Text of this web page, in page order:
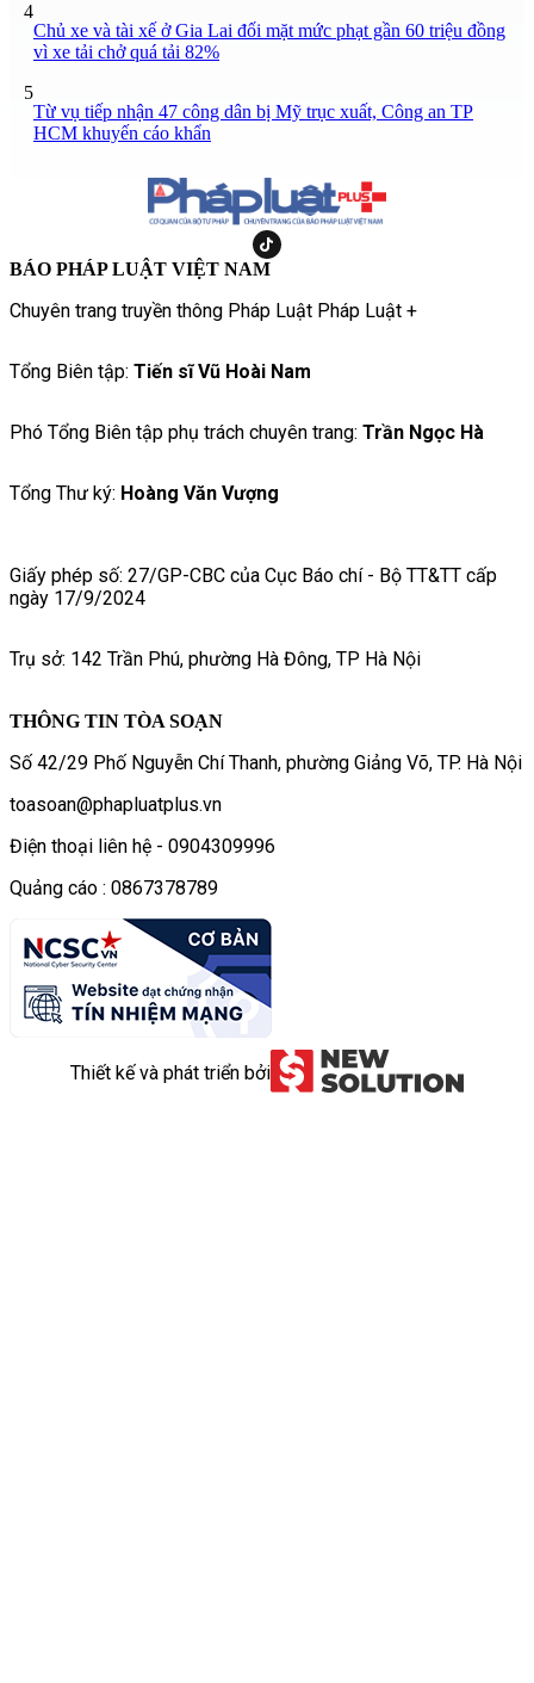
4
Chủ xe và tài xế ở Gia Lai đối mặt mức phạt gần 60 triệu đồng
vì xe tải chở quá tải 82%
5
Từ vụ tiếp nhận 47 công dân bị Mỹ trục xuất, Công an TP
HCM khuyến cáo khẩn
BÁO PHÁP LUẬT VIỆT NAM
Chuyên trang truyền thông Pháp Luật Pháp Luật +
Tổng Biên tập: Tiến sĩ Vũ Hoài Nam
Phó Tổng Biên tập phụ trách chuyên trang: Trần Ngọc Hà
Tổng Thư ký: Hoàng Văn Vượng
Giấy phép số: 27/GP-CBC của Cục Báo chí - Bộ TT&TT cấp
ngày 17/9/2024
Trụ sở: 142 Trần Phú, phường Hà Đông, TP Hà Nội
THÔNG TIN TÒA SOẠN
Số 42/29 Phố Nguyễn Chí Thanh, phường Giảng Võ, TP. Hà Nội
toasoan@phapluatplus.vn
Điện thoại liên hệ - 0904309996
Quảng cáo : 0867378789
Thiết kế và phát triển bởi